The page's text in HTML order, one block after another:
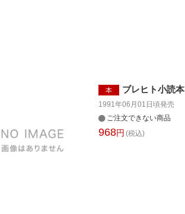
本 ブレヒト小読本
1991年06月01日頃発売
ご注文できない商品
968円 (税込)